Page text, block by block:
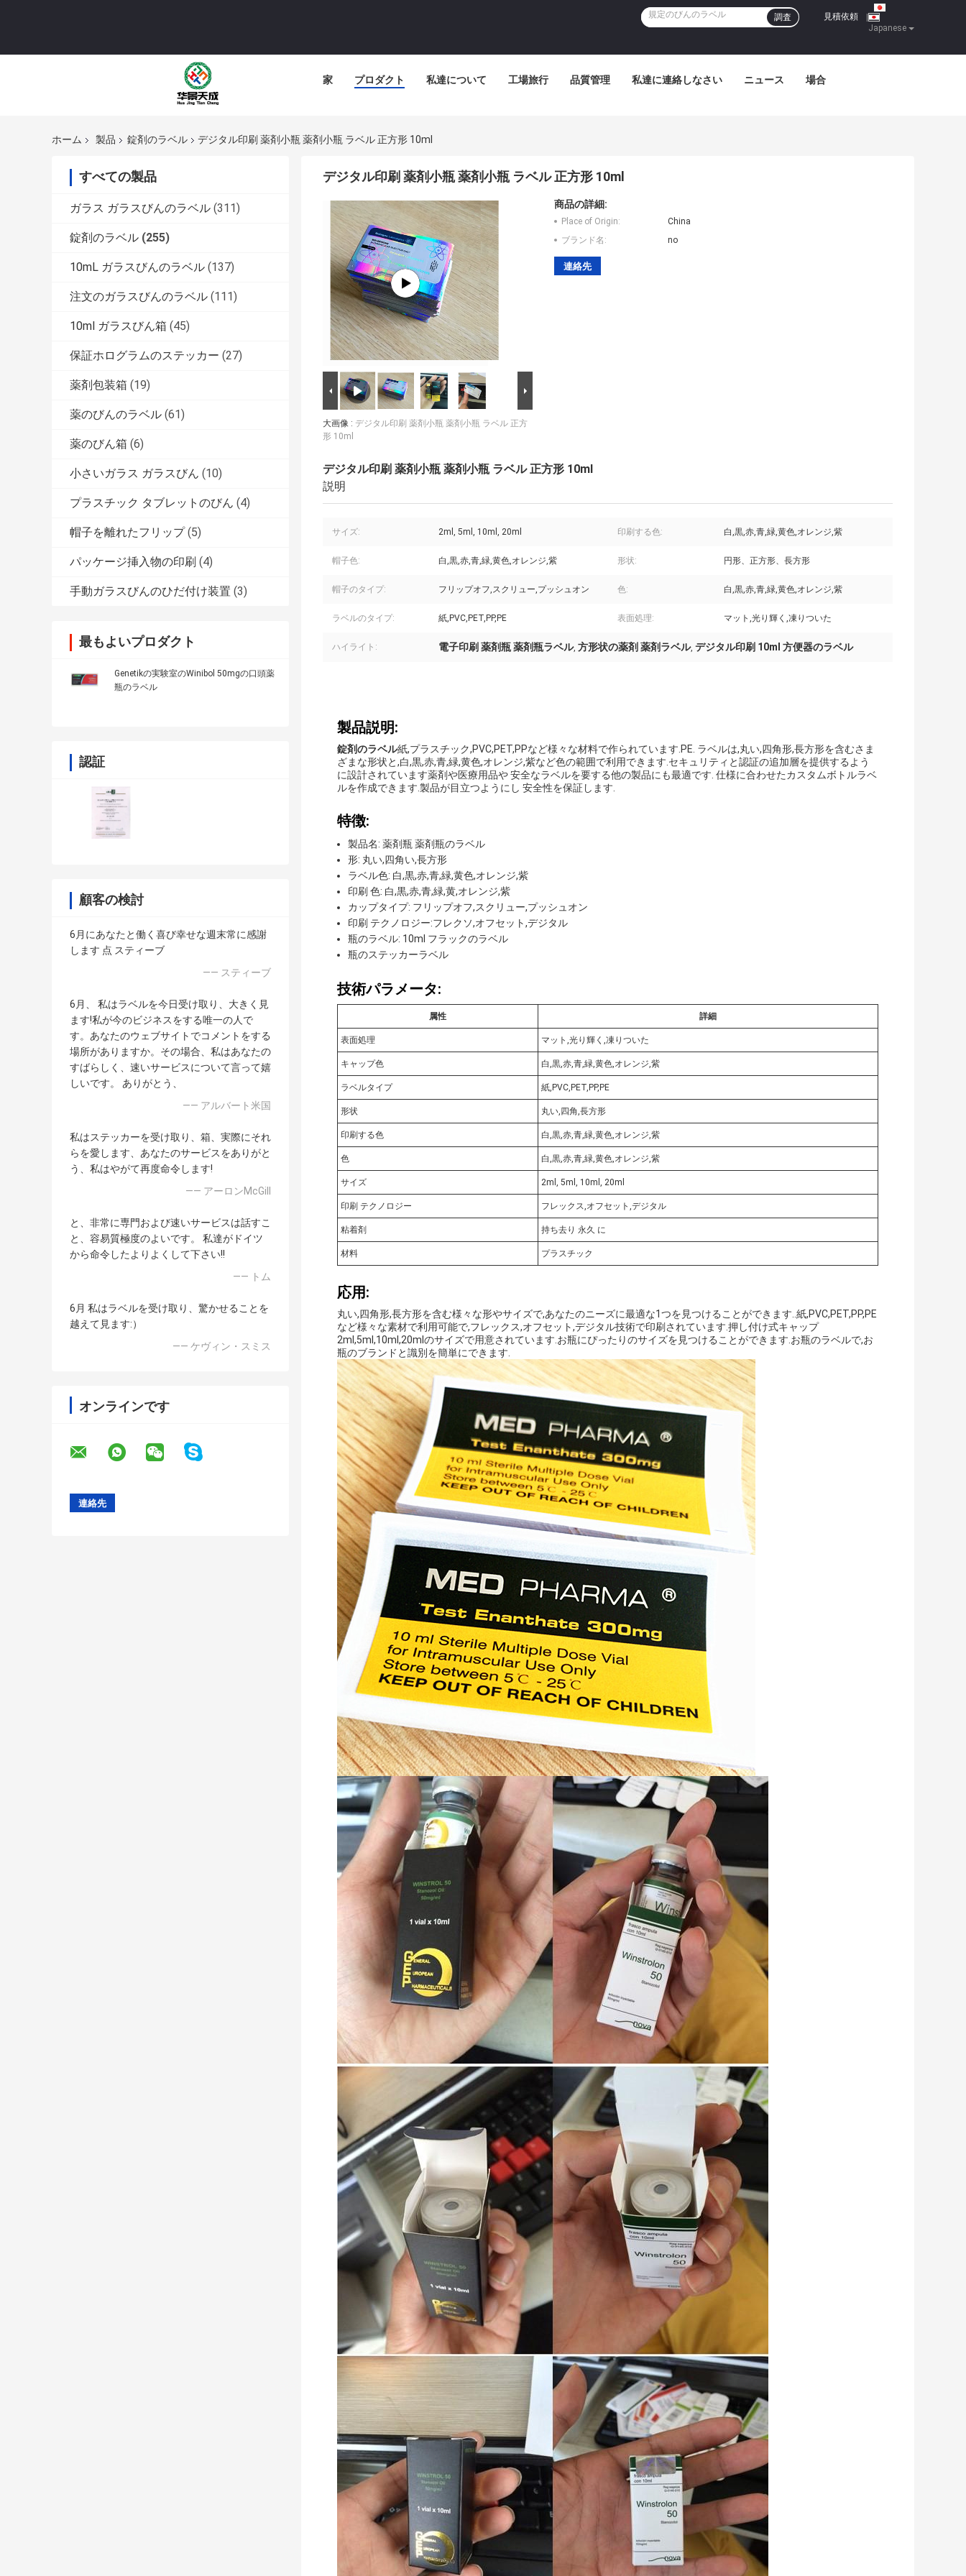
Japanese
見積依頼
調査
家 プロダクト 私達について 工場旅行 品質管理 私達に連絡しなさい ニュース 場合
ホーム 製品 錠剤のラベル デジタル印刷 薬剤小瓶 薬剤小瓶 ラベル 正方形 10ml
すべての製品
ガラス ガラスびんのラベル (311)
錠剤のラベル (255)
10mL ガラスびんのラベル (137)
注文のガラスびんのラベル (111)
10ml ガラスびん箱 (45)
保証ホログラムのステッカー (27)
薬剤包装箱 (19)
薬のびんのラベル (61)
薬のびん箱 (6)
小さいガラス ガラスびん (10)
プラスチック タブレットのびん (4)
帽子を離れたフリップ (5)
パッケージ挿入物の印刷 (4)
手動ガラスびんのひだ付け装置 (3)
最もよいプロダクト
Genetikの実験室のWinibol 50mgの口頭薬
瓶のラベル
認証
顧客の検討
6月にあなたと働く喜び幸せな週末常に感謝
します 点 スティーブ
—— スティーブ
6月、 私はラベルを今日受け取り、大きく見
ます!私が今のビジネスをする唯一の人で
す。あなたのウェブサイトでコメントをする
場所がありますか。その場合、私はあなたの
すばらしく、速いサービスについて言って嬉
しいです。 ありがとう、
—— アルバート米国
私はステッカーを受け取り、箱、実際にそれ
らを愛します、あなたのサービスをありがと
う、私はやがて再度命令します!
—— アーロンMcGill
と、非常に専門および速いサービスは話すこ
と、容易質極度のよいです。 私達がドイツ
から命令したよりよくして下さい!!
—— トム
6月 私はラベルを受け取り、驚かせることを
越えて見ます:）
—— ケヴィン・スミス
オンラインです
デジタル印刷 薬剤小瓶 薬剤小瓶 ラベル 正方形 10ml
大画像 : デジタル印刷 薬剤小瓶 薬剤小瓶 ラベル 正方
形 10ml
商品の詳細:
Place of Origin:
China
ブランド名:
no
連絡先
デジタル印刷 薬剤小瓶 薬剤小瓶 ラベル 正方形 10ml
説明
サイズ: 2ml, 5ml, 10ml, 20ml 印刷する色: 白,黒,赤,青,緑,黄色,オレンジ,紫
帽子色: 白,黒,赤,青,緑,黄色,オレンジ,紫 形状: 円形、正方形、長方形
帽子のタイプ: フリップオフ,スクリュー,プッシュオン 色: 白,黒,赤,青,緑,黄色,オレンジ,紫
ラベルのタイプ: 紙,PVC,PET,PP,PE 表面処理: マット,光り輝く,凍りついた
ハイライト: 電子印刷 薬剤瓶 薬剤瓶ラベル, 方形状の薬剤 薬剤ラベル, デジタル印刷 10ml 方便器のラベル
製品説明:
錠剤のラベル紙,プラスチック,PVC,PET,PPなど様々な材料で作られています.PE. ラベルは,丸い,四角形,長方形を含むさま
ざまな形状と,白,黒,赤,青,緑,黄色,オレンジ,紫など色の範囲で利用できます.セキュリティと認証の追加層を提供するよう
に設計されています薬剤や医療用品や 安全なラベルを要する他の製品にも最適です. 仕様に合わせたカスタムボトルラベ
ルを作成できます.製品が目立つようにし 安全性を保証します.
特徴:
製品名: 薬剤瓶 薬剤瓶のラベル
形: 丸い,四角い,長方形
ラベル色: 白,黒,赤,青,緑,黄色,オレンジ,紫
印刷 色: 白,黒,赤,青,緑,黄,オレンジ,紫
カップタイプ: フリップオフ,スクリュー,プッシュオン
印刷 テクノロジー:フレクソ,オフセット,デジタル
瓶のラベル: 10ml フラックのラベル
瓶のステッカーラベル
技術パラメータ:
属性 詳細
表面処理 マット,光り輝く,凍りついた
キャップ色 白,黒,赤,青,緑,黄色,オレンジ,紫
ラベルタイプ 紙,PVC,PET,PP,PE
形状 丸い,四角,長方形
印刷する色 白,黒,赤,青,緑,黄色,オレンジ,紫
色 白,黒,赤,青,緑,黄色,オレンジ,紫
サイズ 2ml, 5ml, 10ml, 20ml
印刷 テクノロジー フレックス,オフセット,デジタル
粘着剤 持ち去り 永久 に
材料 プラスチック
応用:
丸い,四角形,長方形を含む様々な形やサイズで,あなたのニーズに最適な1つを見つけることができます..紙,PVC,PET,PP,PE
など様々な素材で利用可能で,フレックス,オフセット,デジタル技術で印刷されています.押し付け式キャップ
2ml,5ml,10ml,20mlのサイズで用意されています.お瓶にぴったりのサイズを見つけることができます.お瓶のラベルで,お
瓶のブランドと識別を簡単にできます.